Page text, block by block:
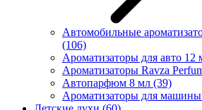
Автомобильные
(106)
Ароматизаторы для авто 12
Ароматизаторы Ravza
Автопарфюм 8 мл (39)
Ароматизаторы для